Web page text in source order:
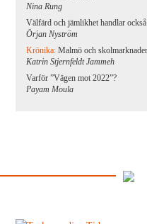
Nina Rung
Välfärd och jämlikhet handlar
Örjan Nyström
Krönika:Malmö och
Katrin Stjernfeldt Jammeh
Varför ”Vägen mot 2022”?
Payam Moula